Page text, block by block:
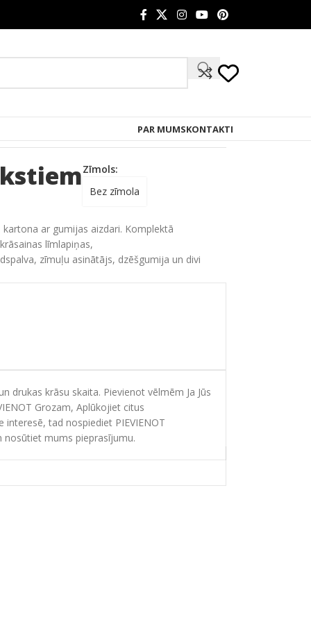
PAR MUMSKONTAKTI
Zīmols:
Bez zīmola
kartona ar gumijas aizdari. Komplektā
krāsainas līmlapiņas,
zīmuļu asinātājs, dzēšgumija un divi
drukas krāsu skaita. Pievienot vēlmēm Ja Jūs
Grozam, Aplūkojiet citus
tad nospiediet PIEVIENOT
nosūtiet mums pieprasījumu.